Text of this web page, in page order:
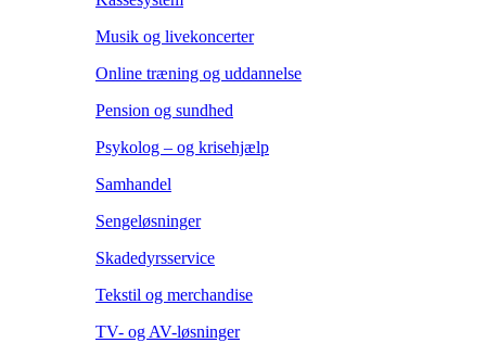
Musik og livekoncerter
Online træning og uddannelse
Pension og sundhed
Psykolog – og krisehjælp
Samhandel
Sengeløsninger
Skadedyrsservice
Tekstil og merchandise
TV- og AV-løsninger